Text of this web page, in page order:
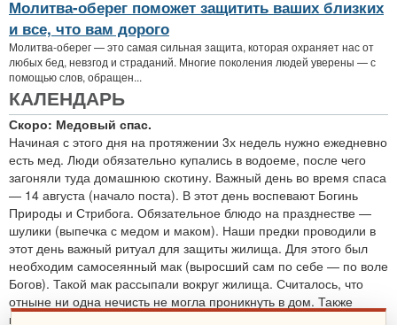
Молитва-оберег поможет защитить ваших близких
и все, что вам дорого
Молитва-оберег — это самая сильная защита, которая охраняет нас от
любых бед, невзгод и страданий. Многие поколения людей уверены — с
помощью слов, обращен...
КАЛЕНДАРЬ
Скоро: Медовый спас.
Начиная с этого дня на протяжении 3х недель нужно ежедневно
есть мед. Люди обязательно купались в водоеме, после чего
загоняли туда домашнюю скотину. Важный день во время спаса
— 14 августа (начало поста). В этот день воспевают Богинь
Природы и Стрибога. Обязательное блюдо на празднестве —
шулики (выпечка с медом и маком). Наши предки проводили в
этот день важный ритуал для защиты жилища. Для этого был
необходим самосеянный мак (выросший сам по себе — по воле
Богов). Такой мак рассыпали вокруг жилища. Считалось, что
отныне ни одна нечисть не могла проникнуть в дом. Также
проводятся обряды для защиты от злобных духов.